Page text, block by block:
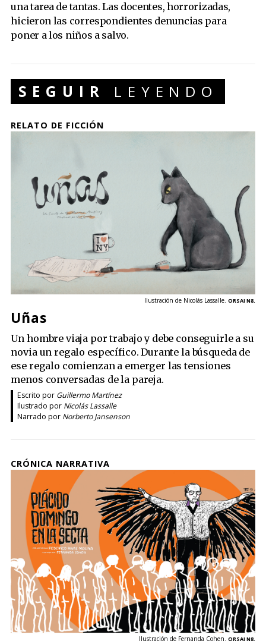
una tarea de tantas. Las docentes, horrorizadas,
hicieron las correspondientes denuncias para
poner a los niños a salvo.
SEGUIR LEYENDO
RELATO DE FICCIÓN
Ilustración de Nicolás Lassalle. ORSAI N8.
Uñas
Un hombre viaja por trabajo y debe conseguirle a su
novia un regalo específico. Durante la búsqueda de
ese regalo comienzan a emerger las tensiones
menos conversadas de la pareja.
Escrito por Guillermo Martínez
Ilustrado por Nicolás Lassalle
Narrado por Norberto Jansenson
CRÓNICA NARRATIVA
Ilustración de Fernanda Cohen. ORSAI N8.